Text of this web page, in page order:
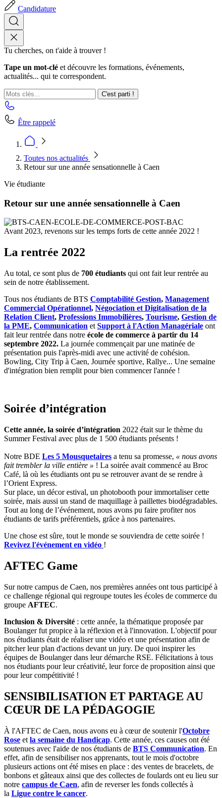
Candidature
Tu cherches, on t'aide à trouver !
Tape un mot-clé et découvre les formations, événements,
actualités... qui te correspondent.
C'est parti !
Être rappelé
Toutes nos actualités
Retour sur une année sensationnelle à Caen
Vie étudiante
Retour sur une année sensationnelle à Caen
Avant 2023, revenons sur les temps forts de cette année 2022 !
La rentrée 2022
Au total, ce sont plus de 700 étudiants qui ont fait leur rentrée au
sein de notre établissement.
Tous nos étudiants de BTS Comptabilité Gestion, Management
Commercial Opérationnel, Négociation et Digitalisation de la
Relation Client, Professions Immobilières, Tourisme, Gestion de
la PME, Communication et Support à l'Action Managériale ont
fait leur rentrée dans notre école de commerce à partir du 14
septembre 2022. La journée commençait par une matinée de
présentation puis l'après-midi avec une activité de cohésion.
Bowling, City Trip à Caen, Journée sportive, Rallye... Une semaine
d'intégration bien remplit pour bien commencer l'année !
Soirée d’intégration
Cette année, la soirée d’intégration 2022 était sur le thème du
Summer Festival avec plus de 1 500 étudiants présents !
Notre BDE Les 5 Mousquetaires a tenu sa promesse, « nous avons
fait trembler la ville entière » ! La soirée avait commencé au Broc
Café, là où les étudiants ont pu se retrouver avant de se rendre à
l’Orient Express.
Sur place, un décor estival, un photobooth pour immortaliser cette
soirée, mais aussi un stand de maquillage à paillettes biodégradables.
Tout au long de l’événement, nous avons pu faire profiter nos
étudiants de tarifs préférentiels, grâce à nos partenaires.
Une chose est sûre, tout le monde se souviendra de cette soirée !
Revivez l'événement en vidéo !
AFTEC Game
Sur notre campus de Caen, nos premières années ont tous participé à
ce challenge régional qui regroupe toutes les écoles de commerce du
groupe AFTEC.
Inclusion & Diversité : cette année, la thématique proposée par
Boulanger fut propice à la réflexion et à l'innovation. L'objectif pour
nos étudiants était de réaliser une vidéo et une présentation afin de
pitcher leur plan d'actions devant un jury. De quoi inspirer les
équipes de Boulanger dans leur démarche RSE. Félicitations à tous
nos étudiants pour leur créativité, leur force de proposition ainsi que
pour leur compétitivité !
SENSIBILISATION ET PARTAGE AU
CŒUR DE LA PÉDAGOGIE
À l'AFTEC de Caen, nous avons eu à cœur de soutenir l'Octobre
Rose et la semaine du Handicap. Cette année, ces causes ont été
soutenues avec l'aide de nos étudiants de BTS Communication. En
effet, afin de sensibiliser nos apprenants, tout le mois d'octobre
plusieurs actions ont été mises en place : des ventes de bracelets, de
bonbons et gâteaux ainsi que des collectes de foulards ont eu lieu sur
notre campus de Caen, afin de reverser les fonds collectés à
la Ligue contre le cancer.